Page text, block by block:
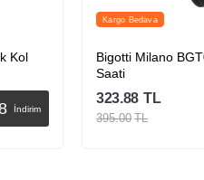
Kol
İndirim
Kargo Bedava
Bigotti Milano
Saati
323.88 TL
395.00 TL